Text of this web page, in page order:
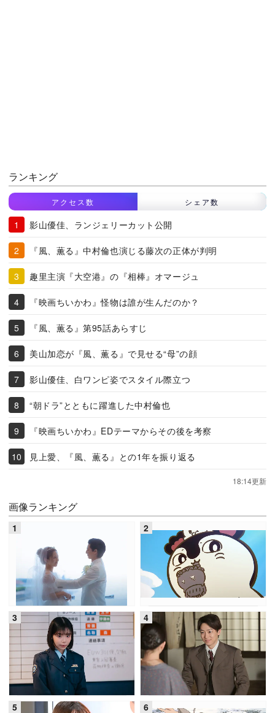
ランキング
アクセス数 シェア数
影山優佳、ランジェリーカット公開
『風、薫る』中村倫也演じる藤次の正体が判明
趣里主演『大空港』の『相棒』オマージュ
『映画ちいかわ』怪物は誰が生んだのか？
『風、薫る』第95話あらすじ
美山加恋が『風、薫る』で見せる“母”の顔
影山優佳、白ワンピ姿でスタイル際立つ
“朝ドラ”とともに躍進した中村倫也
『映画ちいかわ』EDテーマからその後を考察
見上愛、『風、薫る』との1年を振り返る
18:14更新
画像ランキング